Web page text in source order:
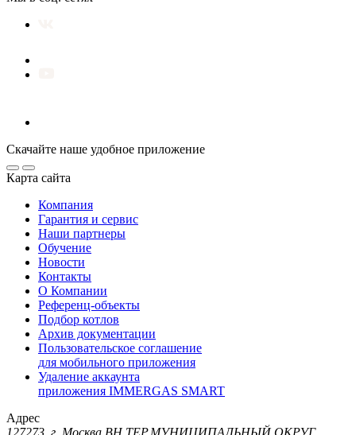
Скачайте наше удобное приложение
Карта сайта
Компания
Гарантия и сервис
Наши партнеры
Обучение
Новости
Контакты
О Компании
Референц-объекты
Подбор котлов
Архив документации
Пользовательское соглашение
для мобильного приложения
Удаление аккаунта
приложения IMMERGAS SMART
Адрес
127273, г. Москва ВН.ТЕР.МУНИЦИПАЛЬНЫЙ ОКРУГ